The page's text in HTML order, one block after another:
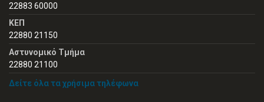
22883 60000
ΚΕΠ
22880 21150
Αστυνομικό Τμήμα
22880 21100
Δείτε όλα τα χρήσιμα τηλέφωνα